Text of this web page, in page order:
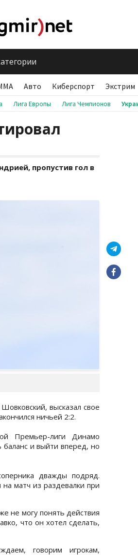
Авто Киберспорт Экстрим
Лига Европы Лига Чемпионов
пропустив гол в
высказал свое
ничьей 2:2.
Премьер-лиги Динамо
баланс и выйти вперед, но
дважды подряд.
матч из раздевалки при
не могу понять действия
что он хотел сделать,
говорим игрокам,